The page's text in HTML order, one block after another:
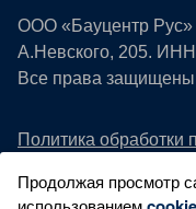
ООО «Бауцентр Рус»
А.Невского, 205. ИНН
Все права защищены
Политика обработки
Охрана труда
Продолжая просмотр